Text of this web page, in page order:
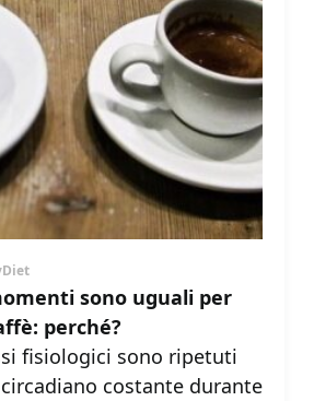
sono uguali per
perché?
fisiologici sono ripetuti
costante durante